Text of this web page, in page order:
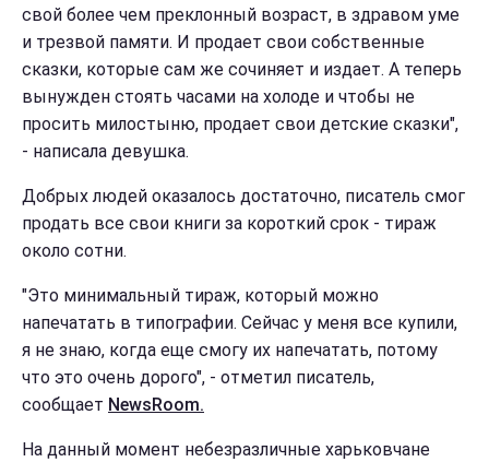
свой более чем преклонный возраст, в здравом уме
и трезвой памяти. И продает свои собственные
сказки, которые сам же сочиняет и издает. А теперь
вынужден стоять часами на холоде и чтобы не
просить милостыню, продает свои детские сказки",
- написала девушка.
Добрых людей оказалось достаточно, писатель смог
продать все свои книги за короткий срок - тираж
около сотни.
"Это минимальный тираж, который можно
напечатать в типографии. Сейчас у меня все купили,
я не знаю, когда еще смогу их напечатать, потому
что это очень дорого", - отметил писатель,
сообщает NewsRoom.
На данный момент небезразличные харьковчане